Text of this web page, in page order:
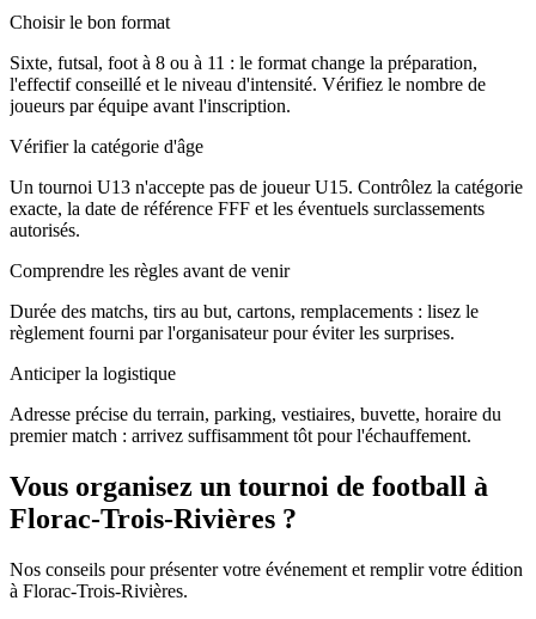
Choisir le bon format
Sixte, futsal, foot à 8 ou à 11 : le format change la préparation,
l'effectif conseillé et le niveau d'intensité. Vérifiez le nombre de
joueurs par équipe avant l'inscription.
Vérifier la catégorie d'âge
Un tournoi U13 n'accepte pas de joueur U15. Contrôlez la catégorie
exacte, la date de référence FFF et les éventuels surclassements
autorisés.
Comprendre les règles avant de venir
Durée des matchs, tirs au but, cartons, remplacements : lisez le
règlement fourni par l'organisateur pour éviter les surprises.
Anticiper la logistique
Adresse précise du terrain, parking, vestiaires, buvette, horaire du
premier match : arrivez suffisamment tôt pour l'échauffement.
Vous organisez un tournoi de football à
Florac-Trois-Rivières ?
Nos conseils pour présenter votre événement et remplir votre édition
à Florac-Trois-Rivières.